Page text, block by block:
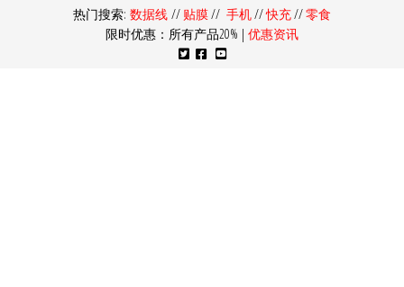
热门搜索: 数据线 // 贴膜// 手机//快充//零食
限时优惠：所有产品20% | 优惠资讯